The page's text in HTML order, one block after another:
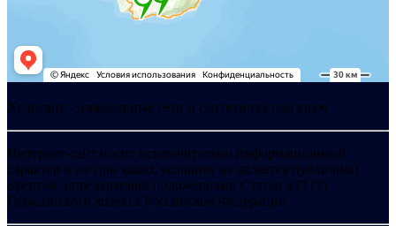
Хелпсант - инженерные сети и сантехника под ключ
Интернет-сайт носит исключительно информационный
характер и ни при каких условиях не является публичной
офертой, определяемой положениями Статьи 437 (2)
Гражданского кодекса Российской Федерации.